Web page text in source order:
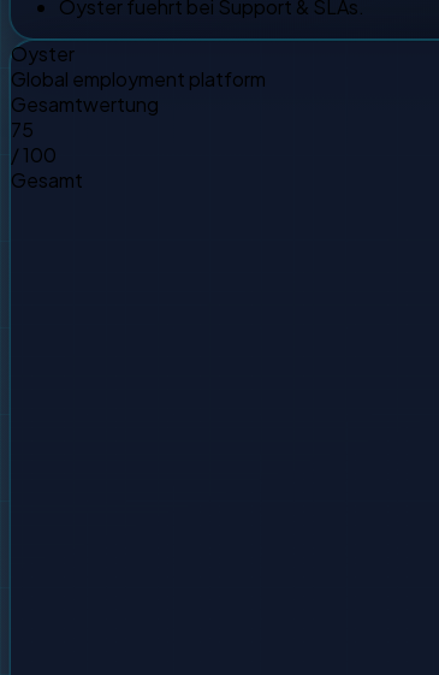
Oyster fuehrt bei Support & SLAs.
Oyster
Global employment platform
Gesamtwertung
75
/ 100
Gesamt